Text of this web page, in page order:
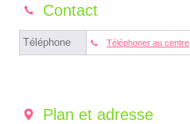
Contact
Téléphone Téléphoner au centre
Plan et adresse